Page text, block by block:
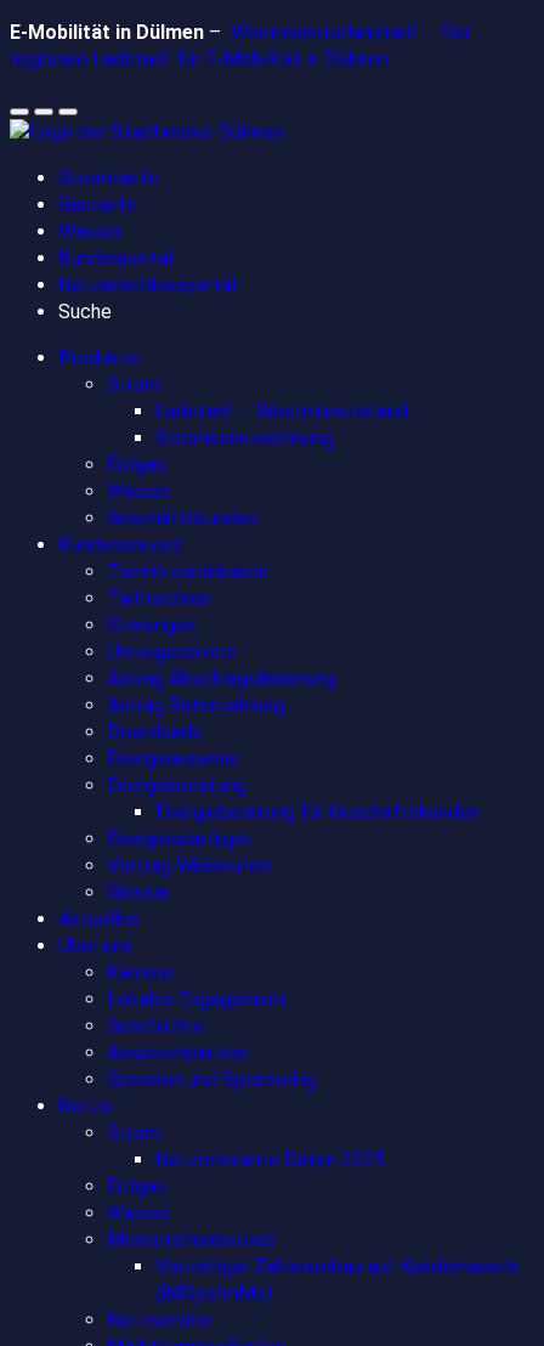
Zum
Inhalt
E-Mobilität in Dülmen – Westmünsterlandtarif – Der
regionale Ladetarif für E-Mobilität in Dülmen
Stromtarife
Gastarife
Wasser
Kundenportal
Netzanschlussportal
Suche
Produkte
Strom
Ladetarif – Westmünsterland
Stromkennzeichnung
Erdgas
Wasser
Geschäftskunden
Kundenservice
Termin vereinbaren
Tarifrechner
Störungen
Umzugsservice
Antrag Abschlagsänderung
Antrag Ratenzahlung
Downloads
Energieausweis
Energieberatung
Energieberatung für Geschäftskunden
Energiespartipps
Vertrag Widerrufen
Glossar
Aktuelles
Über uns
Karriere
Lokales Engagement
Geschichte
Ansprechpartner
Spenden und Sponsoring
Netze
Strom
Netzrelevante Daten 2025
Erdgas
Wasser
Messstellenbetrieb
Vorzeitiger Zählereinbau auf Kundenwusch
(iMSys/mMe)
Netzservice